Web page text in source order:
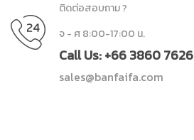
ติดต่อสอบถาม ?
จ - ศ 8:00-17:00 น.
Call Us: +66 3860 7626
sales@banfaifa.com